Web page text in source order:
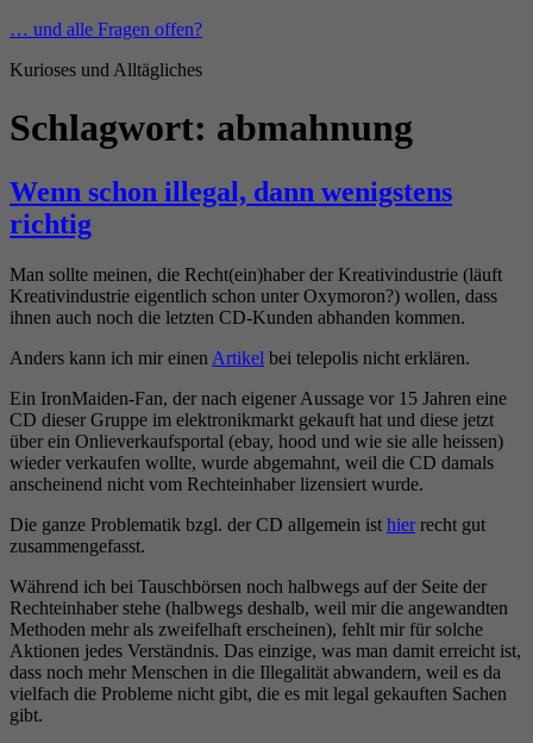
Zum
springen
… und alle Fragen offen?
Kurioses und Alltägliches
Schlagwort: abmahnung
Wenn schon illegal, dann wenigstens
richtig
Man sollte meinen, die Recht(ein)haber der Kreativindustrie (läuft
Kreativindustrie eigentlich schon unter Oxymoron?) wollen, dass
ihnen auch noch die letzten CD-Kunden abhanden kommen.
Anders kann ich mir einen Artikel bei telepolis nicht erklären.
Ein IronMaiden-Fan, der nach eigener Aussage vor 15 Jahren eine
CD dieser Gruppe im elektronikmarkt gekauft hat und diese jetzt
über ein Onlieverkaufsportal (ebay, hood und wie sie alle heissen)
wieder verkaufen wollte, wurde abgemahnt, weil die CD damals
anscheinend nicht vom Rechteinhaber lizensiert wurde.
Die ganze Problematik bzgl. der CD allgemein ist hierrecht gut
zusammengefasst.
Während ich bei Tauschbörsen noch halbwegs auf der Seite der
Rechteinhaber stehe (halbwegs deshalb, weil mir die angewandten
Methoden mehr als zweifelhaft erscheinen), fehlt mir für solche
Aktionen jedes Verständnis. Das einzige, was man damit erreicht ist,
dass noch mehr Menschen in die Illegalität abwandern, weil es da
vielfach die Probleme nicht gibt, die es mit legal gekauften Sachen
gibt.